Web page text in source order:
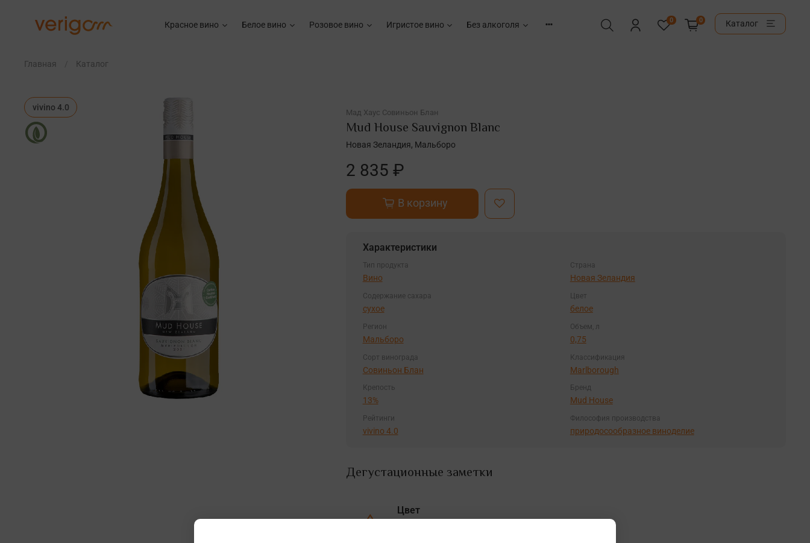
0 0 Каталог
Красное вино Белое вино Розовое вино Игристое вино Без алкоголя
Главная Каталог
vivino 4.0
Мад Хауc Совиньон Блан
Mud House Sauvignon Blanc
2 835 ₽
В корзину
Новая Зеландия, Мальборо
Характеристики
Тип продукта
Вино
Страна
Новая Зеландия
Содержание сахара
сухое
Цвет
белое
Регион
Мальборо
Объем, л
0,75
Сорт винограда
Совиньон Блан
Классификация
Marlborough
Крепость
13%
Бренд
Mud House
Рейтинги
vivino 4.0
Философия производства
природосообразное виноделие
Дегустационные заметки
Цвет